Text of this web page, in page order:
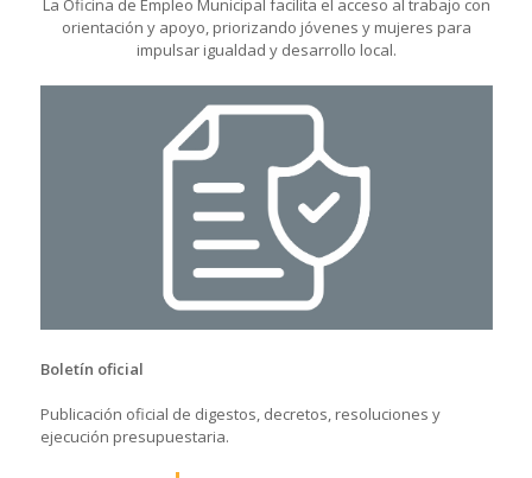
orientación y apoyo, priorizando jóvenes y mujeres para
impulsar igualdad y desarrollo local.
Boletín oficial
Publicación oficial de digestos, decretos, resoluciones y
ejecución presupuestaria.